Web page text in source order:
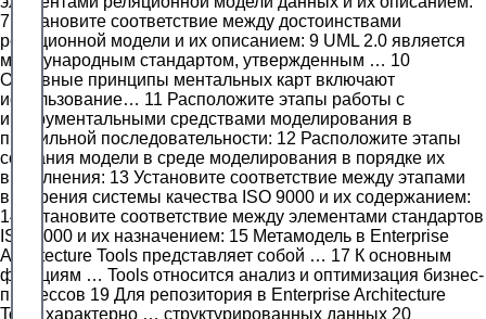
7 Установите соответствие между достоинствами
реляционной модели и их описанием: 9 UML 2.0 является
международным стандартом, утвержденным … 10
Основные принципы ментальных карт включают
использование… 11 Расположите этапы работы с
инструментальными средствами моделирования в
правильной последовательности: 12 Расположите этапы
создания модели в среде моделирования в порядке их
выполнения: 13 Установите соответствие между этапами
внедрения системы качества ISO 9000 и их содержанием:
14 Установите соответствие между элементами стандартов
ISO 9000 и их назначением: 15 Метамодель в Enterprise
Architecture Tools представляет собой … 17 К основным
функциям … Tools относится анализ и оптимизация бизнес-
процессов 19 Для репозитория в Enterprise Architecture
Tools характерно … структурированных данных 20